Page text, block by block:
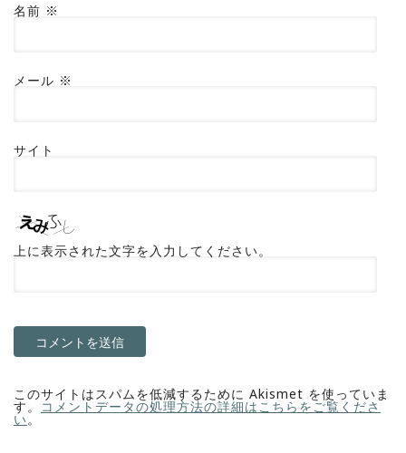
名前 ※
メール ※
サイト
上に表示された文字を入力してください。
このサイトはスパムを低減するために Akismet を使っていま
す。 コメントデータの処理方法の詳細はこちらをご覧くださ
い。